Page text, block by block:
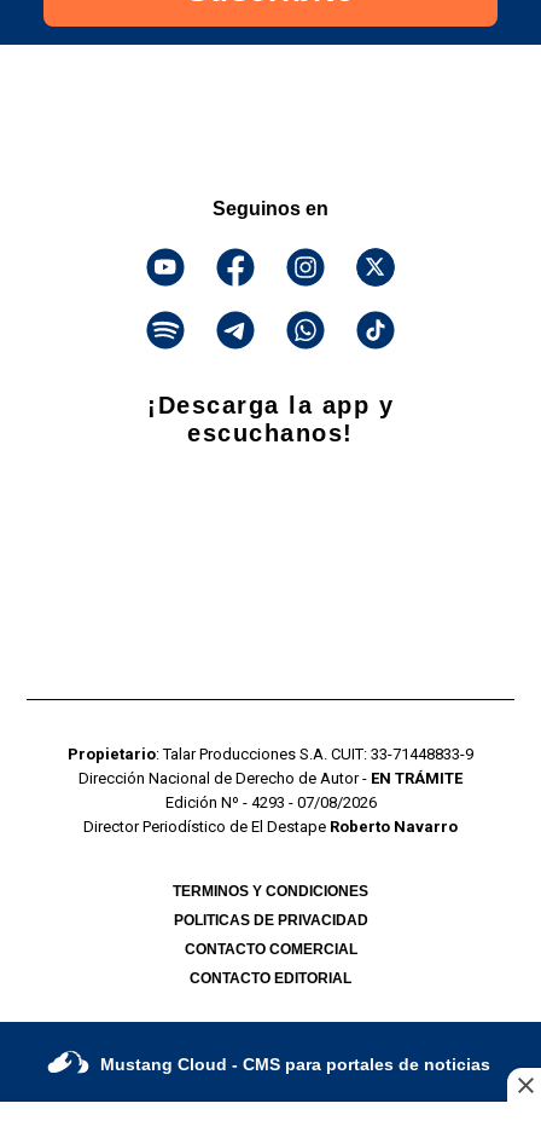
Seguinos en
¡Descarga la app y
escuchanos!
Propietario: Talar Producciones S.A. CUIT: 33-71448833-9
Dirección Nacional de Derecho de Autor - EN TRÁMITE
Edición Nº - 4293 - 07/08/2026
Director Periodístico de El Destape Roberto Navarro
TERMINOS Y CONDICIONES
POLITICAS DE PRIVACIDAD
CONTACTO COMERCIAL
CONTACTO EDITORIAL
Mustang Cloud - CMS para portales de noticias